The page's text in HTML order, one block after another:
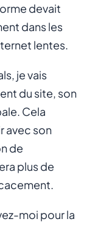
devait
dans les
lentes.
je vais
du site, son
Cela
avec son
de
plus de
moi pour la